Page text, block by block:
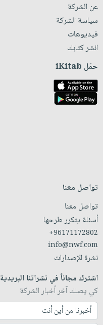
عن الشركة
سياسة الشركة
فيديوهات
انشر كتابك
حمّل iKitab
تواصل معنا
تواصل معنا
أسئلة يتكرر طرحها
+96171172802
info@nwf.com
نشرة الإصدارات
اشترك مجاناً في نشراتنا البريدية
كي يصلك آخر أخبار الشركة